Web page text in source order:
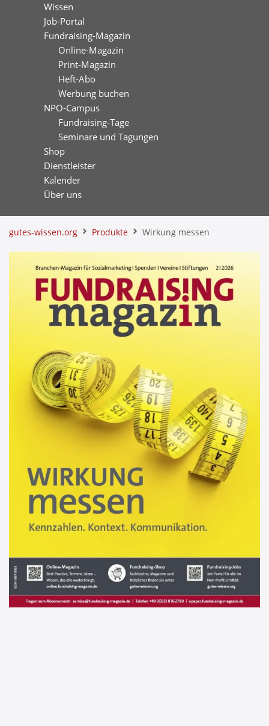
Wissen
Job-Portal
Fundraising-Magazin
Online-Magazin
Print-Magazin
Heft-Abo
Werbung buchen
NPO-Campus
Fundraising-Tage
Seminare und Tagungen
Shop
Dienstleister
Kalender
Über uns
gutes-wissen.org Produkte Wirkung messen